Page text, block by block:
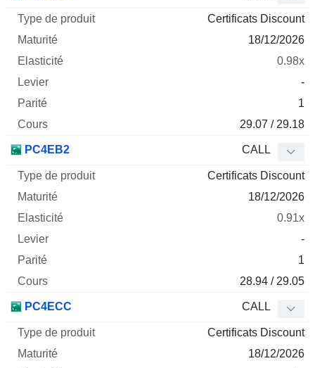
Certificats Discount
18/12/2026
0.98x
-
1
29.07 / 29.18
PC4EB2 CALL
Certificats Discount
18/12/2026
0.91x
-
1
28.94 / 29.05
PC4ECC CALL
Certificats Discount
18/12/2026